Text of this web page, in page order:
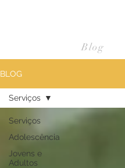
Blog
BLOG
Serviços
Adolescência
Jovens e
Adultos
Serviços